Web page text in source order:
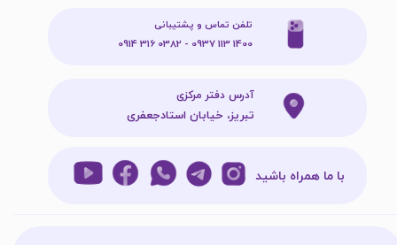
با ما همراه باشید
آدرس دفتر مرکزی
تبریز، خیابان استادجعفری
تلفن تماس و پشتیبانی
1400 113 0937 - 0382 316 0914